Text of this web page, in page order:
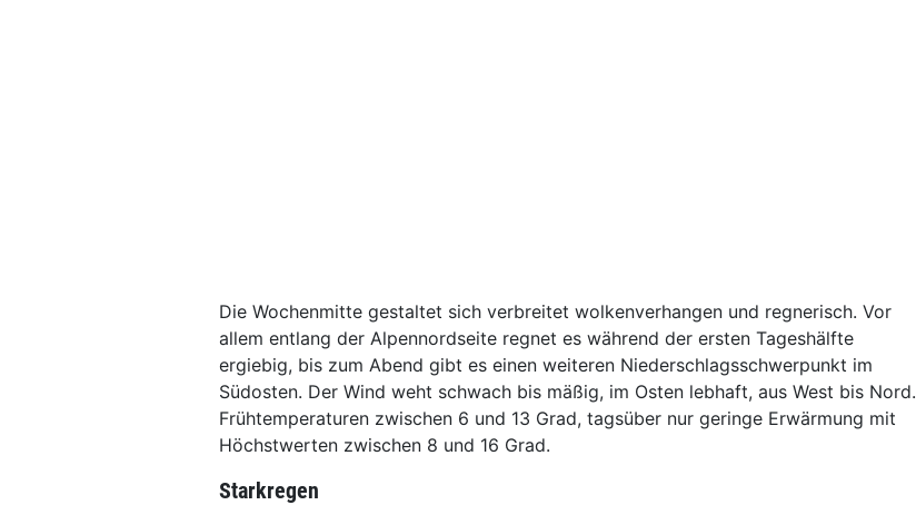
Die Wochenmitte gestaltet sich verbreitet wolkenverhangen und regnerisch. Vor
allem entlang der Alpennordseite regnet es während der ersten Tageshälfte
ergiebig, bis zum Abend gibt es einen weiteren Niederschlagsschwerpunkt im
Südosten. Der Wind weht schwach bis mäßig, im Osten lebhaft, aus West bis Nord.
Frühtemperaturen zwischen 6 und 13 Grad, tagsüber nur geringe Erwärmung mit
Höchstwerten zwischen 8 und 16 Grad.
Starkregen